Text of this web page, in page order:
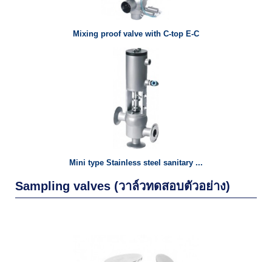
Mixing proof valve with C-top E-C
Mini type Stainless steel sanitary ...
Sampling valves (วาล์วทดสอบตัวอย่าง)